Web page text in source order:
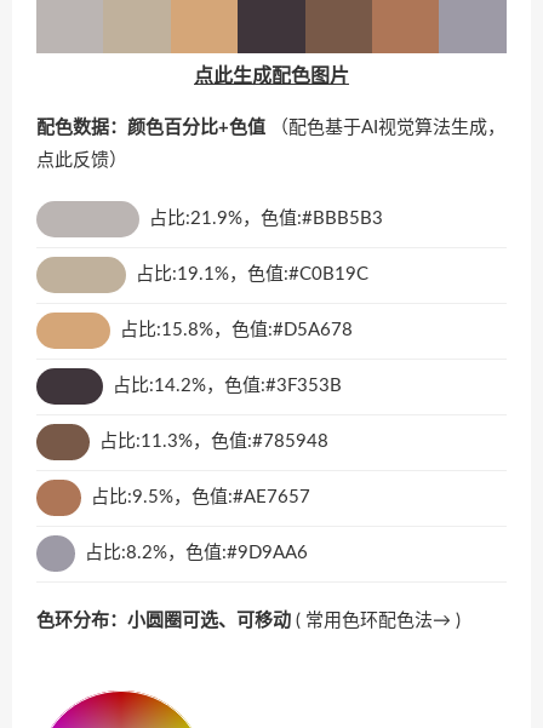
点此生成配色图片
配色数据：颜色百分比+色值 （配色基于AI视觉算法生成，
点此反馈）
占比:21.9%，色值:#BBB5B3
占比:19.1%，色值:#C0B19C
占比:15.8%，色值:#D5A678
占比:14.2%，色值:#3F353B
占比:11.3%，色值:#785948
占比:9.5%，色值:#AE7657
占比:8.2%，色值:#9D9AA6
色环分布：小圆圈可选、可移动 ( 常用色环配色法→ )